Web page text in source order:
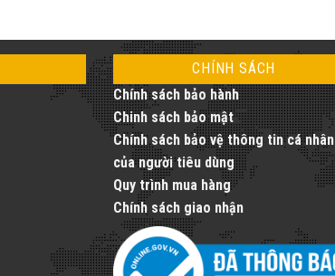
CHÍNH SÁCH
Chính sách bảo hành
Chinh sách bảo mật
Chính sách bảo vệ thông tin cá nhân
của người tiêu dùng
Quy trình mua hàng
Chính sách giao nhận